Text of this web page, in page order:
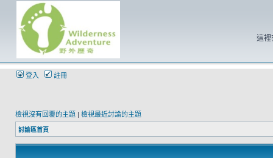
這裡
登入 註冊
檢視沒有回覆的主題 | 檢視最近討論的主題
討論區首頁